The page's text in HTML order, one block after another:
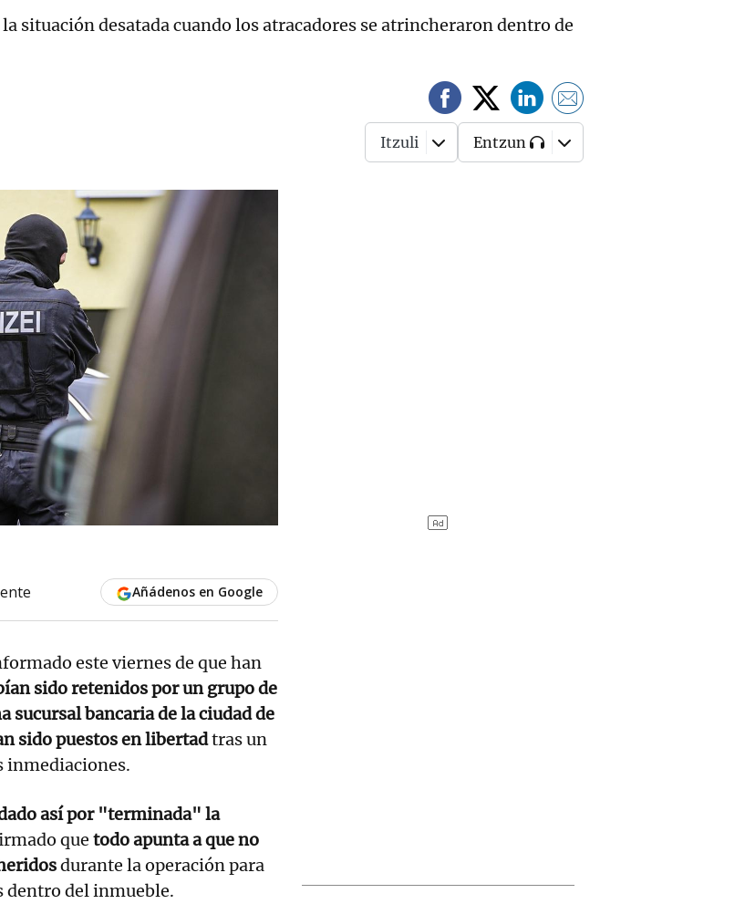
situación desatada cuando los atracadores se atrincheraron dentro de
Itzuli Entzun
Añádenos en Google
este viernes de que han
sido retenidos por un grupo de
sucursal bancaria de la ciudad de
sido puestos en libertadtras un
inmediaciones.
así por "terminada" la
que todo apunta a que no
durante la operación para
dentro del inmueble.